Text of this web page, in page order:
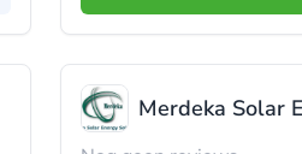
Merdeka Solar